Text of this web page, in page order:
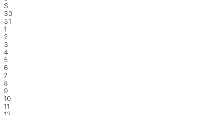
S
30
31
1
2
3
4
5
6
7
8
9
10
11